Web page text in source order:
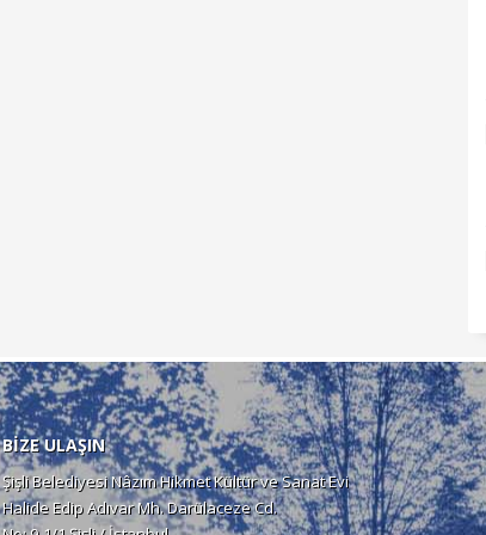
BİZE ULAŞIN
Şişli Belediyesi Nâzım Hikmet Kültür ve Sanat Evi
Halide Edip Adıvar Mh. Darülaceze Cd.